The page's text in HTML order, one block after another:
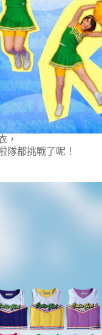
，
隊都挑戰了呢！